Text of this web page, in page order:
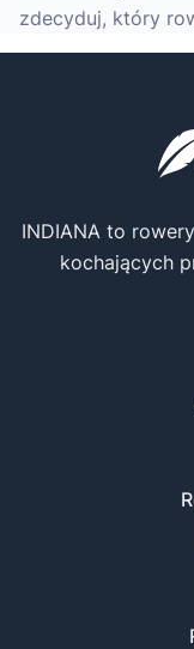
zdecyduj, który
INDIANA to
kochających